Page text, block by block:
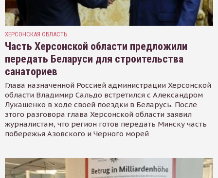
ХЕРСОНСКАЯ ОБЛАСТЬ
Часть Херсонской области предложили
передать Беларуси для строительства
санаториев
Глава назначенной Россией администрации Херсонской
области Владимир Сальдо встретился с Александром
Лукашенко в ходе своей поездки в Беларусь. После
этого разговора глава Херсонской области заявил
журналистам, что регион готов передать Минску часть
побережья Азовского и Черного морей